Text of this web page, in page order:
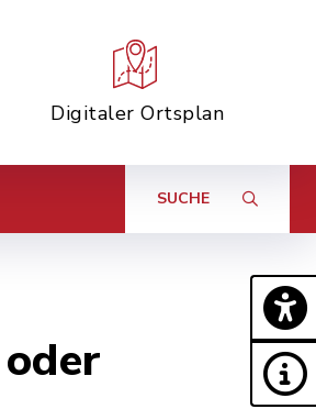
Digitaler Ortsplan
SUCHE